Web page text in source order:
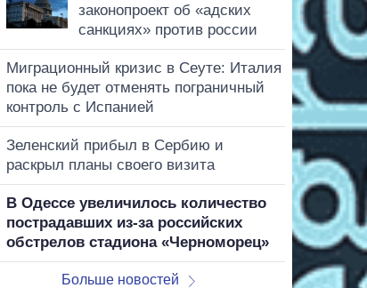
законопроект об «адских
санкциях» против россии
Миграционный кризис в Сеуте: Италия
пока не будет отменять пограничный
контроль с Испанией
Зеленский прибыл в Сербию и
раскрыл планы своего визита
В Одессе увеличилось количество
пострадавших из-за российских
обстрелов стадиона «Черноморец»
Больше новостей